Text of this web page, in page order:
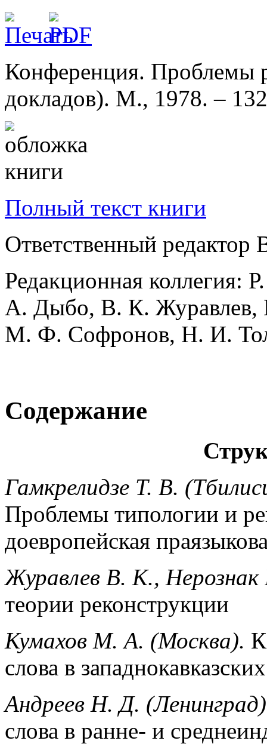
Конференция. Проблемы
докладов). М., 1978. –
Полный текст книги
Ответственный редактор
Редакционная коллегия:
А. Дыбо, В. К. Журавлев,
М. Ф. Софронов, Н. И.
Содержание
Гамкрелидзе T. B.
Проблемы типологии и
доевропейская
Журавлев В. К.,
теории реконструкции
Кумахов М. А. (Москва).
слова в
Андреев Н. Д.
слова в ранне- и